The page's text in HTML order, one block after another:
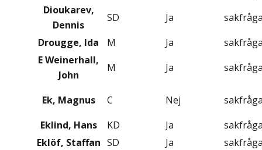
Dioukarev,
Dennis
SD Ja
Drougge, Ida
M Ja
E Weinerhall,
John
M Ja
Ek, Magnus C Nej
Eklind, Hans
KD Ja
Eklöf, Staffan SD Ja